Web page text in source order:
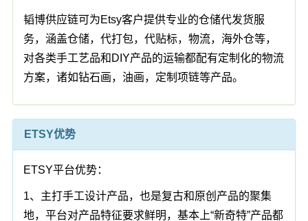
韬博供应链可为Etsy客户提供专业的仓储代发货服
务，涵盖仓储，代打包，代贴标，物流，海外仓等，
对各类手工艺品和DIY产品的运输都配有定制化的物流
方案，诸如钻石画，油画，定制项链等产品。
ETSY优势
ETSY平台优势：
1、主打手工设计产品，也是复古和原创产品的聚集
地，平台对产品特征要求鲜明，基本上“新奇特”产品都